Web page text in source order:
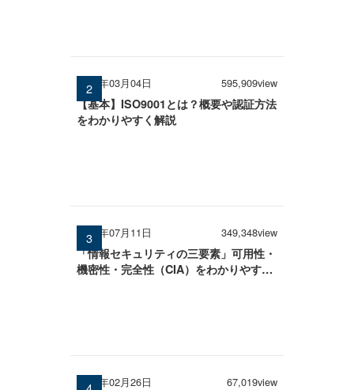
2026年03月04日 595,909view
【基本】ISO9001とは？概要や認証方法
をわかりやすく解説
2025年07月11日 349,348view
「情報セキュリティの三要素」可用性・
機密性・完全性（CIA）をわかりやすく
2026年02月26日 67,019view